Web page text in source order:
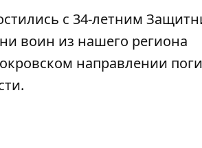
с 34-летним
воин из нашего региона
направлении
.